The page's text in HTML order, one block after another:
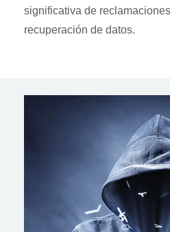
significativa de
recuperación de datos.